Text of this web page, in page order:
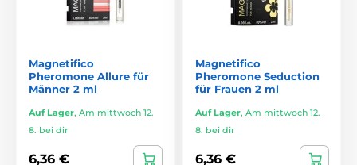
Magnetifico
Pheromone Allure für
Männer 2 ml
Auf Lager, Am mittwoch 12.
8. bei dir
6,36 €
Magnetifico
Pheromone Seduction
für Frauen 2 ml
Auf Lager, Am mittwoch 12.
8. bei dir
6,36 €